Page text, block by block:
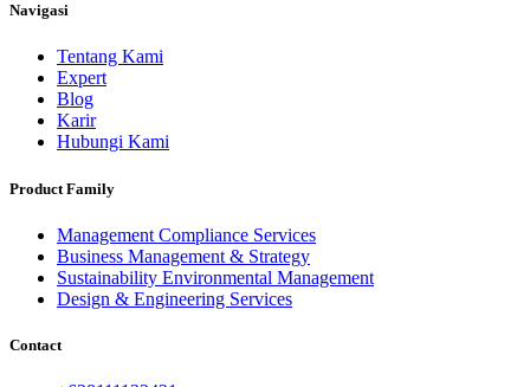
Navigasi
Tentang Kami
Expert
Blog
Karir
Hubungi Kami
Product Family
Management Compliance Services
Business Management & Strategy
Sustainability Environmental Management
Design & Engineering Services
Contact